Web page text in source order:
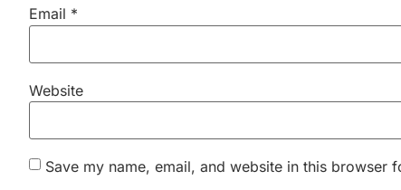
Email *
Website
Save my name, email, and website in this browser